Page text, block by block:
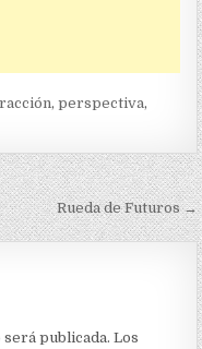
,perspectiva,
Rueda de Futuros →
publicada. Los